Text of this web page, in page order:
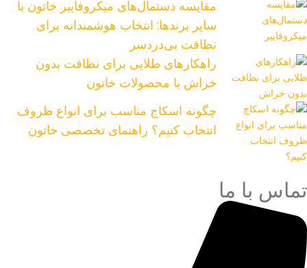
مقایسه دستمال‌های میکروفایبر خاتون با
سایر برندها: انتخاب هوشمندانه برای
نظافت بی‌دردسر
راهکارهای طلایی برای نظافت بدون
خراش با محصولات خاتون
چگونه اسکاج مناسب برای انواع ظروف
انتخاب کنیم؟ راهنمای تخصصی خاتون
تماس با ما